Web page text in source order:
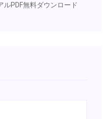
PDF無料ダウンロード